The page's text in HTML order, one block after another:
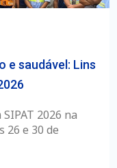
e saudável: Lins
2026 na
26 e 30 de